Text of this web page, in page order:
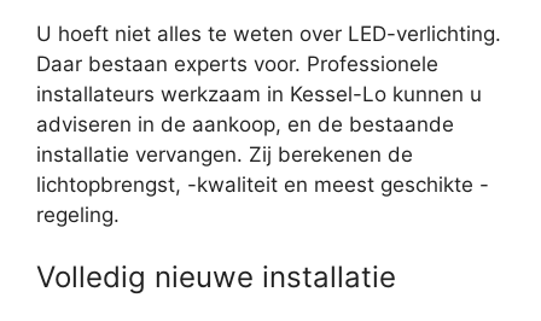
U hoeft niet alles te weten over LED-verlichting.
Daar bestaan experts voor. Professionele
installateurs werkzaam in Kessel-Lo kunnen u
adviseren in de aankoop, en de bestaande
installatie vervangen. Zij berekenen de
lichtopbrengst, -kwaliteit en meest geschikte -
regeling.
Volledig nieuwe installatie